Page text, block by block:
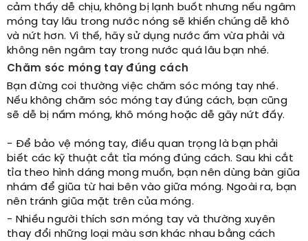
cảm thấy dễ chịu, không bị lạnh buốt nhưng nếu ngâm
móng tay lâu trong nước nóng sẽ khiến chúng dễ khô
và nứt hơn. Vì thế, hãy sử dụng nước ấm vừa phải và
không nên ngâm tay trong nước quá lâu bạn nhé.
Chăm sóc móng tay đúng cách
Bạn đừng coi thường việc chăm sóc móng tay nhé.
Nếu không chăm sóc móng tay đúng cách, bạn cũng
sẽ dễ bị nấm móng, khô móng hoặc dễ gãy nứt đấy.
- Để bảo vệ móng tay, điều quan trọng là bạn phải
biết các kỹ thuật cắt tỉa móng đúng cách. Sau khi cắt
tỉa theo hình dáng mong muốn, bạn nên dùng bàn giũa
nhám để giũa từ hai bên vào giữa móng. Ngoài ra, bạn
nên tránh giũa mặt trên của móng.
- Nhiều người thích sơn móng tay và thường xuyên
thay đổi những loại màu sơn khác nhau bằng cách